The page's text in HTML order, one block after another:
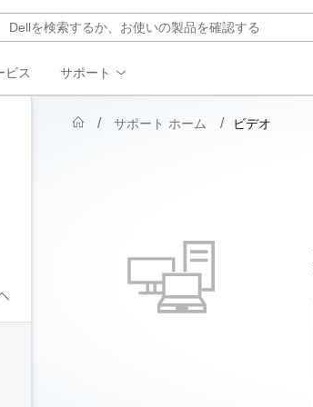
ビス サポート
サポート ホーム ビデオ